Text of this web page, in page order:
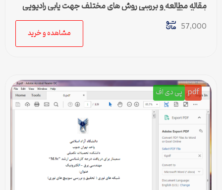
مقاله مطالعه و بررسی روش های مختلف جهت یابی رادیویی
(Direction Finding)
57,000
مشاهده و خرید
pdf پی دی اف